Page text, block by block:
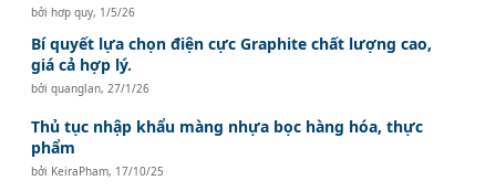
bởihơp quy, 1/5/26
Bí quyết lựa chọn điện cực Graphite chất lượng cao,
giá cả hợp lý.
bởiquanglan, 27/1/26
Thủ tục nhập khẩu màng nhựa bọc hàng hóa, thực
phẩm
bởi KeiraPham, 17/10/25